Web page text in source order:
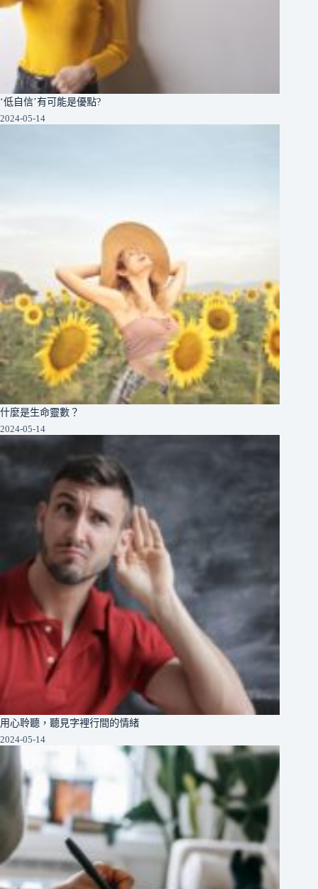
‘低自信’有可能是優點?
2024-05-14
什麼是生命靈數？
2024-05-14
用心聆聽，聽見字裡行間的情緒
2024-05-14